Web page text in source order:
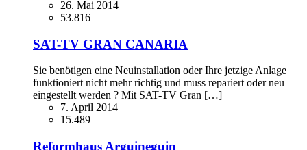
26. Mai 2014
53.816
SAT-TV GRAN CANARIA
Sie benötigen eine Neuinstallation oder Ihre jetzige Anlage
funktioniert nicht mehr richtig und muss repariert oder neu
eingestellt werden ? Mit SAT-TV Gran […]
7. April 2014
15.489
Reformhaus Arguineguin